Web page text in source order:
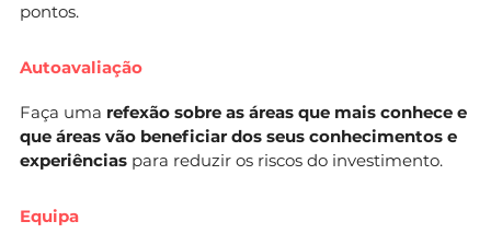
pontos.
Autoavaliação
Faça uma refexão sobre as áreas que mais conhece e
que áreas vão beneficiar dos seus conhecimentos e
experiências para reduzir os riscos do investimento.
Equipa